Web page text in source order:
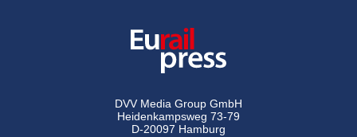
DVV Media Group GmbH
Heidenkampsweg 73-79
D-20097 Hamburg